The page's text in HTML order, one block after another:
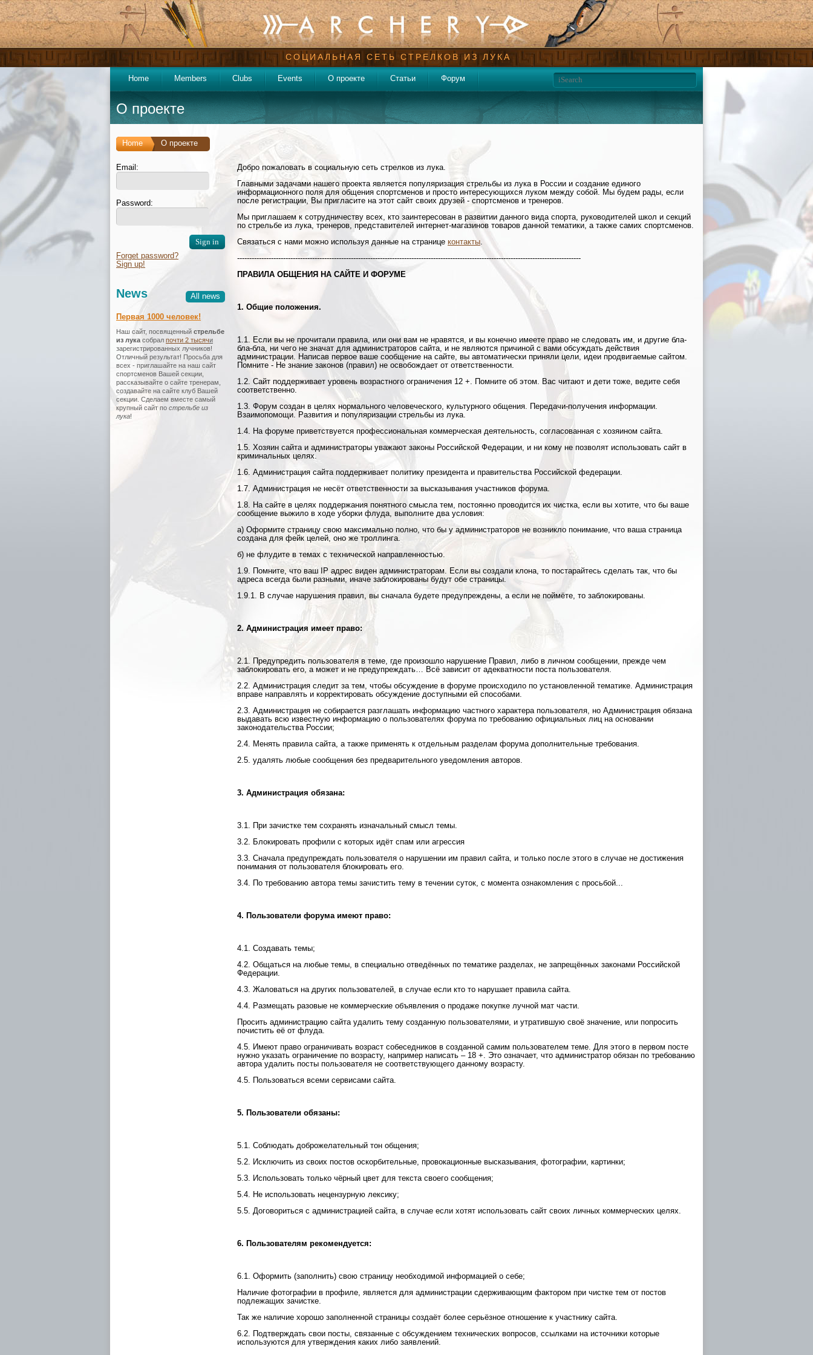
СОЦИАЛЬНАЯ СЕТЬ СТРЕЛКОВ ИЗ ЛУКА
Home Members Clubs Events О проекте Статьи Форум
О проекте
Home О проекте
Email:
Password:
Forget password?
Sign up!
All news
News
Первая 1000 человек!
Наш сайт, посвященный стрельбе
из лука собрал почти 2 тысячи
зарегистрированных лучников!
Отличный результат! Просьба для
всех - приглашайте на наш сайт
спортсменов Вашей секции,
рассказывайте о сайте тренерам,
создавайте на сайте клуб Вашей
секции. Сделаем вместе самый
крупный сайт по стрельбе из
лука!
Добро пожаловать в социальную сеть стрелков из лука.
Главными задачами нашего проекта является популяризация стрельбы из лука в России и создание единого
информационного поля для общения спортсменов и просто интересующихся луком между собой. Мы будем рады, если
после регистрации, Вы пригласите на этот сайт своих друзей - спортсменов и тренеров.
Мы приглашаем к сотрудничеству всех, кто заинтересован в развитии данного вида спорта, руководителей школ и секций
по стрельбе из лука, тренеров, представителей интернет-магазинов товаров данной тематики, а также самих спортсменов.
Связаться с нами можно используя данные на странице контакты.
----------------------------------------------------------------------------------------------------------------------------------------------
ПРАВИЛА ОБЩЕНИЯ НА САЙТЕ И ФОРУМЕ
1. Общие положения.
1.1. Если вы не прочитали правила, или они вам не нравятся, и вы конечно имеете право не следовать им, и другие бла-
бла-бла, ни чего не значат для администраторов сайта, и не являются причиной с вами обсуждать действия
администрации. Написав первое ваше сообщение на сайте, вы автоматически приняли цели, идеи продвигаемые сайтом.
Помните - Не знание законов (правил) не освобождает от ответственности.
1.2. Сайт поддерживает уровень возрастного ограничения 12 +. Помните об этом. Вас читают и дети тоже, ведите себя
соответственно.
1.3. Форум создан в целях нормального человеческого, культурного общения. Передачи-получения информации.
Взаимопомощи. Развития и популяризации стрельбы из лука.
1.4. На форуме приветствуется профессиональная коммерческая деятельность, согласованная с хозяином сайта.
1.5. Хозяин сайта и администраторы уважают законы Российской Федерации, и ни кому не позволят использовать сайт в
криминальных целях.
1.6. Администрация сайта поддерживает политику президента и правительства Российской федерации.
1.7. Администрация не несёт ответственности за высказывания участников форума.
1.8. На сайте в целях поддержания понятного смысла тем, постоянно проводится их чистка, если вы хотите, что бы ваше
сообщение выжило в ходе уборки флуда, выполните два условия:
а) Оформите страницу свою максимально полно, что бы у администраторов не возникло понимание, что ваша страница
создана для фейк целей, оно же троллинга.
б) не флудите в темах с технической направленностью.
1.9. Помните, что ваш IP адрес виден администраторам. Если вы создали клона, то постарайтесь сделать так, что бы
адреса всегда были разными, иначе заблокированы будут обе страницы.
1.9.1. В случае нарушения правил, вы сначала будете предупреждены, а если не поймёте, то заблокированы.
2. Администрация имеет право:
2.1. Предупредить пользователя в теме, где произошло нарушение Правил, либо в личном сообщении, прежде чем
заблокировать его, а может и не предупреждать… Всё зависит от адекватности поста пользователя.
2.2. Администрация следит за тем, чтобы обсуждение в форуме происходило по установленной тематике. Администрация
вправе направлять и корректировать обсуждение доступными ей способами.
2.3. Администрация не собирается разглашать информацию частного характера пользователя, но Администрация обязана
выдавать всю известную информацию о пользователях форума по требованию официальных лиц на основании
законодательства России;
2.4. Менять правила сайта, а также применять к отдельным разделам форума дополнительные требования.
2.5. удалять любые сообщения без предварительного уведомления авторов.
3. Администрация обязана:
3.1. При зачистке тем сохранять изначальный смысл темы.
3.2. Блокировать профили с которых идёт спам или агрессия
3.3. Сначала предупреждать пользователя о нарушении им правил сайта, и только после этого в случае не достижения
понимания от пользователя блокировать его.
3.4. По требованию автора темы зачистить тему в течении суток, с момента ознакомления с просьбой...
4. Пользователи форума имеют право:
4.1. Создавать темы;
4.2. Общаться на любые темы, в специально отведённых по тематике разделах, не запрещённых законами Российской
Федерации.
4.3. Жаловаться на других пользователей, в случае если кто то нарушает правила сайта.
4.4. Размещать разовые не коммерческие объявления о продаже покупке лучной мат части.
Просить администрацию сайта удалить тему созданную пользователями, и утратившую своё значение, или попросить
почистить её от флуда.
4.5. Имеют право ограничивать возраст собеседников в созданной самим пользователем теме. Для этого в первом посте
нужно указать ограничение по возрасту, например написать – 18 +. Это означает, что администратор обязан по требованию
автора удалить посты пользователя не соответствующего данному возрасту.
4.5. Пользоваться всеми сервисами сайта.
5. Пользователи обязаны:
5.1. Соблюдать доброжелательный тон общения;
5.2. Исключить из своих постов оскорбительные, провокационные высказывания, фотографии, картинки;
5.3. Использовать только чёрный цвет для текста своего сообщения;
5.4. Не использовать нецензурную лексику;
5.5. Договориться с администрацией сайта, в случае если хотят использовать сайт своих личных коммерческих целях.
6. Пользователям рекомендуется:
6.1. Оформить (заполнить) свою страницу необходимой информацией о себе;
Наличие фотографии в профиле, является для администрации сдерживающим фактором при чистке тем от постов
подлежащих зачистке.
Так же наличие хорошо заполненной страницы создаёт более серьёзное отношение к участнику сайта.
6.2. Подтверждать свои посты, связанные с обсуждением технических вопросов, ссылками на источники которые
используются для утверждения каких либо заявлений.